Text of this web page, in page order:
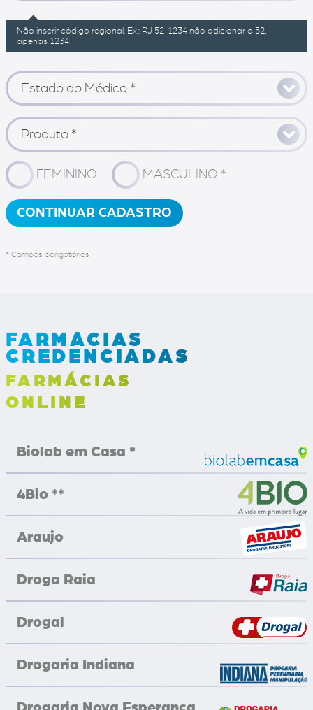
Não inserir código regional. Ex.: RJ 52-1234 não adicionar o 52,
apenas 1234
Estado do Médico *
Produto *
FEMININO MASCULINO *
* Campos obrigatórios
FARMÁCIAS
CREDENCIADAS
FARMÁCIAS
ONLINE
Biolab em Casa *
4Bio **
Araujo
Droga Raia
Drogal
Drogaria Indiana